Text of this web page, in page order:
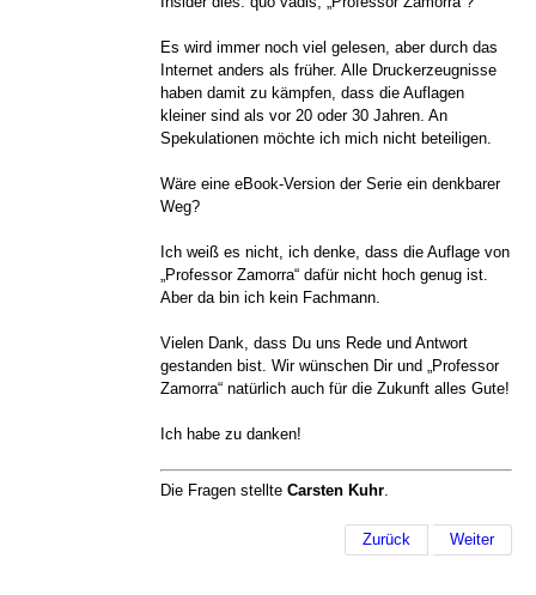
Es wird immer noch viel gelesen, aber durch das
Internet anders als früher. Alle Druckerzeugnisse
haben damit zu kämpfen, dass die Auflagen
kleiner sind als vor 20 oder 30 Jahren. An
Spekulationen möchte ich mich nicht beteiligen.
Wäre eine eBook-Version der Serie ein denkbarer
Weg?
Ich weiß es nicht, ich denke, dass die Auflage von
„Professor Zamorra“ dafür nicht hoch genug ist.
Aber da bin ich kein Fachmann.
Vielen Dank, dass Du uns Rede und Antwort
gestanden bist. Wir wünschen Dir und „Professor
Zamorra“ natürlich auch für die Zukunft alles Gute!
Ich habe zu danken!
Die Fragen stellteCarsten Kuhr.
Zurück Weiter